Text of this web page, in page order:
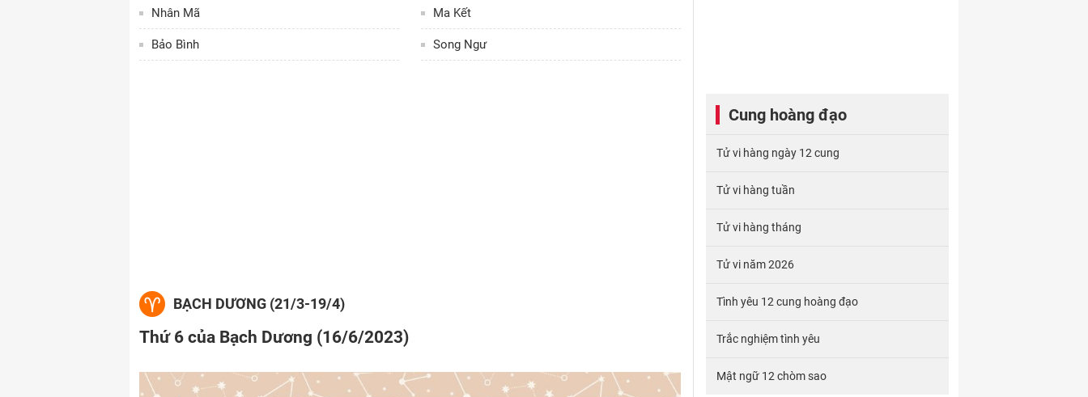
Nhân Mã Ma Kết
Bảo Bình Song Ngư
BẠCH DƯƠNG (21/3-19/4)
Thứ 6 của Bạch Dương (16/6/2023)
Cung hoàng đạo
Tử vi hàng ngày 12 cung
Tử vi hàng tuần
Tử vi hàng tháng
Tử vi năm 2026
Tình yêu 12 cung hoàng đạo
Trắc nghiệm tình yêu
Mật ngữ 12 chòm sao